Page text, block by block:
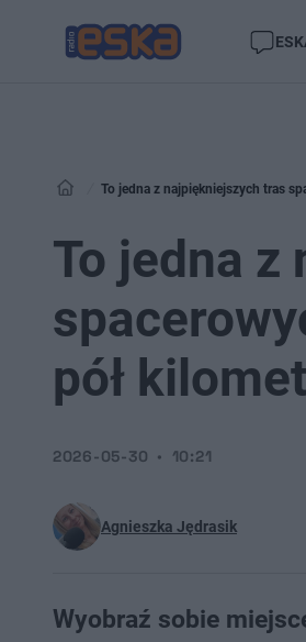
To jedna z najpiękniejszych tras
To jedna
pół
Agnieszka Jędrasik
2026-05-30 10:21
Wyobraź sobie